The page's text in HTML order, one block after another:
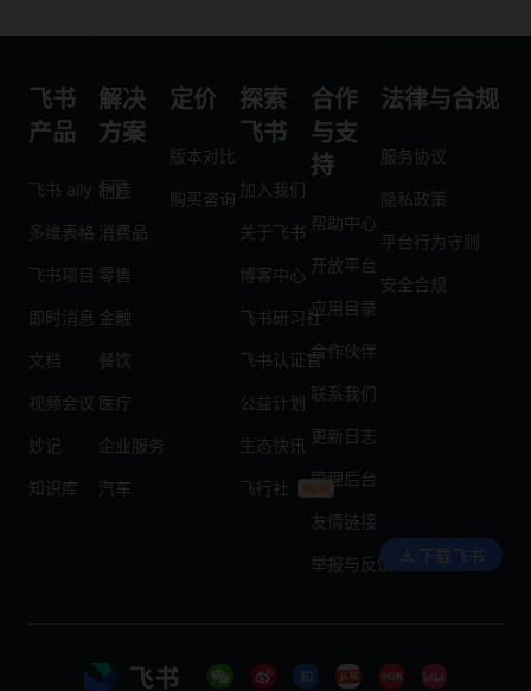
飞书
产品
飞书 aily
多维表格
飞书项目
即时消息
文档
视频会议
妙记
知识库
解决
方案
制造
消费品
零售
金融
餐饮
医疗
企业服务
汽车
定价
版本对比
购买咨询
探索
飞书
加入我们
关于飞书
博客中心
飞书研习社
飞书认证官
公益计划
生态快讯
飞行社
合作
与支
持
帮助中心
开放平台
应用目录
合作伙伴
联系我们
更新日志
管理后台
友情链接
举报与反馈
法律与合规
服务协议
隐私政策
平台行为守则
安全合规
下载飞书